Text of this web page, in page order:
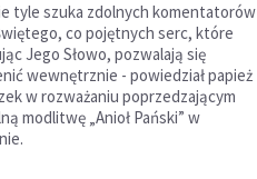
tyle szuka zdolnych komentatorów
co pojętnych serc, które
Jego Słowo, pozwalają się
wewnętrznie - powiedział papież
w rozważaniu poprzedzającym
modlitwę „Anioł Pański” w